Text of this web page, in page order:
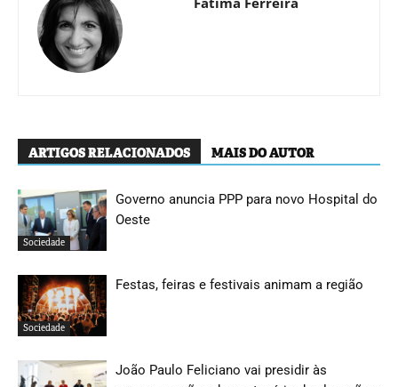
ARTIGOS RELACIONADOS MAIS DO AUTOR
Sociedade
Governo anuncia PPP para novo Hospital do
Oeste
Sociedade
Festas, feiras e festivais animam a região
João Paulo Feliciano vai presidir às